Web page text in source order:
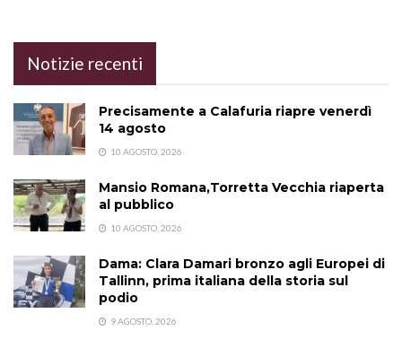
Notizie recenti
Precisamente a Calafuria riapre venerdì
14 agosto
10 AGOSTO, 2026
Mansio Romana,Torretta Vecchia riaperta
al pubblico
10 AGOSTO, 2026
Dama: Clara Damari bronzo agli Europei di
Tallinn, prima italiana della storia sul
podio
9 AGOSTO, 2026